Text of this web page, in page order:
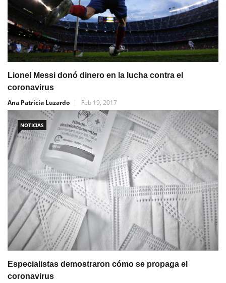
Lionel Messi donó dinero en la lucha contra el
coronavirus
Ana Patricia Luzardo
Feb 19, 2017
NOTICIAS
Especialistas demostraron cómo se propaga el
coronavirus